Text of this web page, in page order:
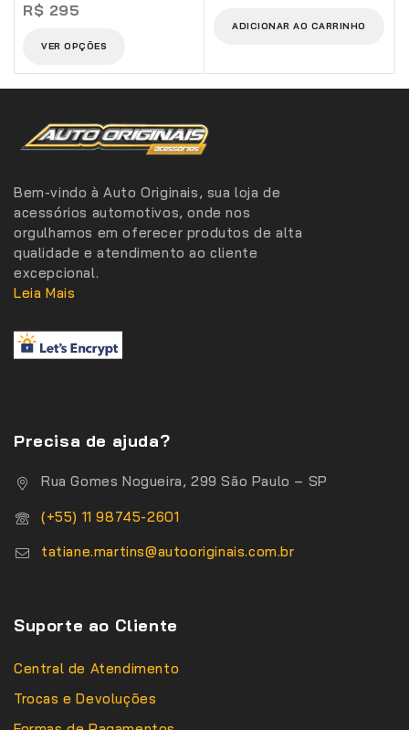
0
R$ 295
VER OPÇÕES
ADICIONAR AO CARRINHO
Bem-vindo à Auto Originais, sua loja de
acessórios automotivos, onde nos
orgulhamos em oferecer produtos de alta
qualidade e atendimento ao cliente
excepcional.
Leia Mais
Precisa de ajuda?
Rua Gomes Nogueira, 299 São Paulo – SP
(+55) 11 98745-2601
tatiane.martins@autooriginais.com.br
Suporte ao Cliente
Central de Atendimento
Trocas e Devoluções